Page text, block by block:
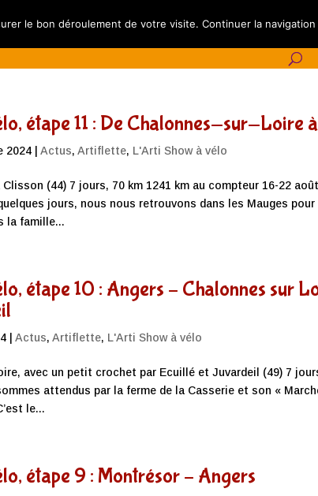
Spectacles Calendrier L’Artishow à vélo Les
étape 11 : De Chalonnes-sur-Loire
2024 |Actus,Artiflette, L'Arti Show à vélo
(44) 7 jours, 70 km 1241 km au compteur 16-22
jours, nous nous retrouvons dans les Mauges
la famille...
étape 10 : Angers – Chalonnes sur
|Actus,Artiflette, L'Arti Show à vélo
avec un petit crochet par Ecuillé et Juvardeil (49) 7
attendus par la ferme de la Casserie et son «
le...
étape 9 : Montrésor – Angers
le bon déroulement de votre visite. Continuer la